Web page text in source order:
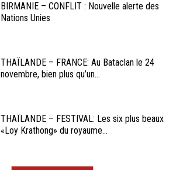
BIRMANIE – CONFLIT : Nouvelle alerte des
Nations Unies
THAÏLANDE – FRANCE: Au Bataclan le 24
novembre, bien plus qu’un...
THAÏLANDE – FESTIVAL: Les six plus beaux
«Loy Krathong» du royaume...